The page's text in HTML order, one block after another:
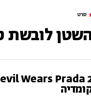
סרט
לובשת
Wears Prada